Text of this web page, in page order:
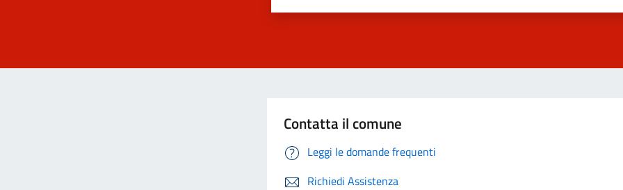
Contatta il comune
Leggi le domande frequenti
Richiedi Assistenza